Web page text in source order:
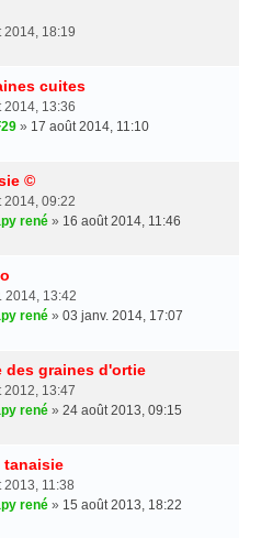
2014, 18:19
cuites
2014, 13:36
» 17 août 2014, 11:10
©
2014, 09:22
rené » 16 août 2014, 11:46
2014, 13:42
rené » 03 janv. 2014, 17:07
des graines d'ortie
2012, 13:47
rené » 24 août 2013, 09:15
tanaisie
2013, 11:38
rené » 15 août 2013, 18:22